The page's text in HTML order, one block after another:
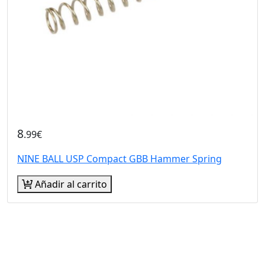
8.99€
NINE BALL USP Compact GBB Hammer Spring
Añadir al carrito